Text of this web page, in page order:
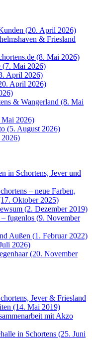
(20. April 2026)
& Friesland
(8. Mai 2026)
(7. Mai 2026)
April 2026)
April 2026)
& Wangerland (8. Mai
Mai 2026)
(5. August 2026)
2026)
in Schortens, Jever und
– neue Farben,
Oktober 2025)
(2. Dezember 2019)
fugenlos (9. November
Außen (1. Februar 2022)
2026)
(20. November
Jever & Friesland
(14. Mai 2019)
mit Akzo
in Schortens (25. Juni